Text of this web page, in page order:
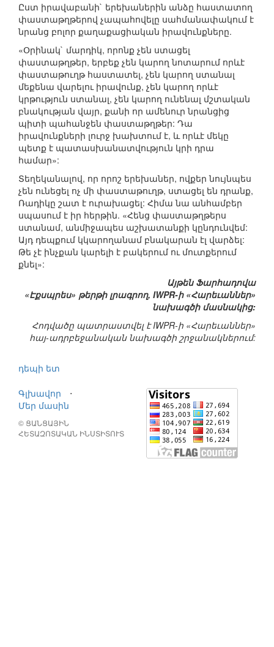
Ըստ իրավաբանի` երեխաներին անձը հաստատող
փաստաթղթերով չապահովելը սահմանափակում է
նրանց բոլոր քաղաքացիական իրավունքները.
«Օրինակ` մարդիկ, որոնք չեն ստացել
փաստաթղթեր, երբեք չեն կարող նոտարում որևէ
փաստաթուղթ հաստատել, չեն կարող ստանալ
մեքենա վարելու իրավունք, չեն կարող որևէ
կրթություն ստանալ, չեն կարող ունենալ մշտական
բնակության վայր, քանի որ ամենուր նրանցից
պիտի պահանջեն փաստաթղթեր: Դա
իրավունքների լուրջ խախտում է, և որևէ մեկը
պետք է պատասխանատվություն կրի դրա
համար»:
Տեղեկանալով, որ որոշ երեխաներ, ովքեր նույնպես
չեն ունեցել ոչ մի փաստաթուղթ, ստացել են դրանք,
Ռադիկը շատ է ուրախացել: Հիմա նա անհամբեր
սպասում է իր հերթին. «Հենց փաստաթղթերս
ստանամ, անմիջապես աշխատանքի կընդունվեմ:
Այդ դեպքում կկարողանամ բնակարան էլ վարձել:
Թե չէ ինչքան կարելի է բակերում ու մուտքերում
քնել»:
Այթեն Ֆարհադովա
«Էքսպրես» թերթի լրագրող, IWPR-ի «Հարեւաններ»
նախագծի մասնակից:
Հոդվածը պատրաստվել է IWPR-ի «Հարեւաններ»
հայ-ադրբեջանական նախագծի շրջանակներում:
դեպի ետ
Գլխավոր
⋅
Մեր մասին
© ՑԱՆՑԱՅԻՆ
ՀԵՏԱԶՈՏԱԿԱՆ ԻՆՍՏԻՏՈՒՏ